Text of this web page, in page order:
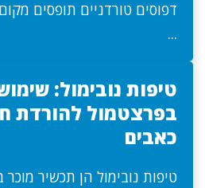
דפוסים טורדניים תופסים
...
טיפות נובימול:
בפרצטמול להורדת
כאבים
טיפות נובימול הן תכשיר מוכר